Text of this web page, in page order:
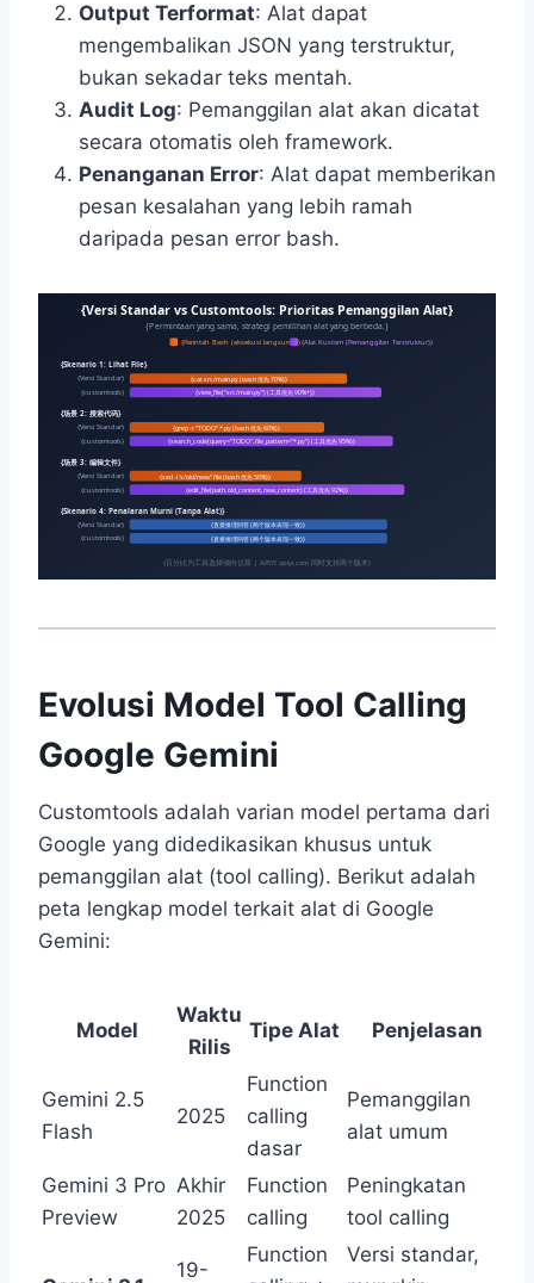
Output Terformat: Alat dapat
mengembalikan JSON yang terstruktur,
bukan sekadar teks mentah.
Audit Log: Pemanggilan alat akan dicatat
secara otomatis oleh framework.
Penanganan Error: Alat dapat memberikan
pesan kesalahan yang lebih ramah
daripada pesan error bash.
{Versi Standar vs Customtools: Prioritas Pemanggilan Alat}
{Permintaan yang sama, strategi pemilihan alat yang berbeda.}
{Perintah Bash (eksekusi langsung)}{Alat Kustom (Pemanggilan Terstruktur)}
{Skenario 1: Lihat File}
{Versi Standar}
{cat src/main.py (bash 优先 70%)}
{customtools}
{view_file(“src/main.py”) (工具优先 90%+)}
{场景 2: 搜索代码}
{Versi Standar}
{grep -r “TODO” *.py (bash 优先 60%)}
{customtools}
{search_code(query=”TODO”, file_pattern=”*.py”) (工具优先 95%)}
{场景 3: 编辑文件}
{Versi Standar}
{sed -i ‘s/old/new/’ file (bash 优先 50%)}
{customtools}
{edit_file(path, old_content, new_content) (工具优先 92%)}
{Skenario 4: Penalaran Murni (Tanpa Alat)}
{Versi Standar}
{直接推理回答 (两个版本表现一致)}
{customtools}
{直接推理回答 (两个版本表现一致)}
{百分比为工具选择倾向估算 | APIYI apiyi.com 同时支持两个版本}
Evolusi Model Tool Calling
Google Gemini
Customtools adalah varian model pertama dari
Google yang didedikasikan khusus untuk
pemanggilan alat (tool calling). Berikut adalah
peta lengkap model terkait alat di Google
Gemini:
Model
Waktu
Rilis
Tipe Alat Penjelasan
Gemini 2.5
Flash
2025
Function
calling
dasar
Pemanggilan
alat umum
Gemini 3 Pro
Preview
Akhir
2025
Function
calling
Peningkatan
tool calling
19-
Function
Versi standar,